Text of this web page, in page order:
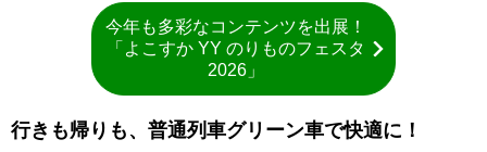
今年も多彩なコンテンツを出展！
「よこすか YY のりものフェスタ
2026」
行きも帰りも、普通列車グリーン車で快適に！